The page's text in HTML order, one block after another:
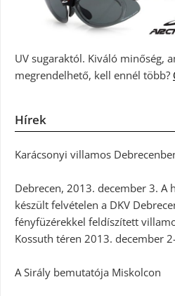
UV sugaraktól. Kiváló minőség,
megrendelhető, kell ennél több?
Hírek
Karácsonyi villamos
Debrecen, 2013. december 3. A
készült felvételen a DKV
fényfüzérekkel feldíszített
Kossuth téren 2013. december
A Sirály bemutatója Miskolcon